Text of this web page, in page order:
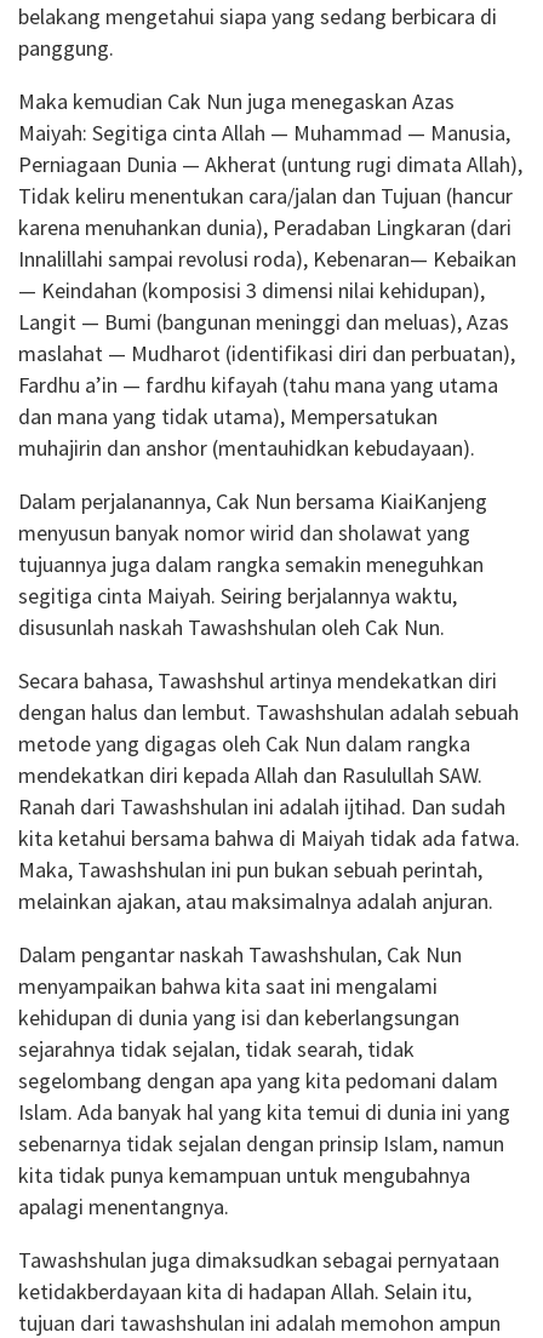
belakang mengetahui siapa yang sedang berbicara di
panggung.
Maka kemudian Cak Nun juga menegaskan Azas
Maiyah: Segitiga cinta Allah — Muhammad — Manusia,
Perniagaan Dunia — Akherat (untung rugi dimata Allah),
Tidak keliru menentukan cara/jalan dan Tujuan (hancur
karena menuhankan dunia), Peradaban Lingkaran (dari
Innalillahi sampai revolusi roda), Kebenaran— Kebaikan
— Keindahan (komposisi 3 dimensi nilai kehidupan),
Langit — Bumi (bangunan meninggi dan meluas), Azas
maslahat — Mudharot (identifikasi diri dan perbuatan),
Fardhu a’in — fardhu kifayah (tahu mana yang utama
dan mana yang tidak utama), Mempersatukan
muhajirin dan anshor (mentauhidkan kebudayaan).
Dalam perjalanannya, Cak Nun bersama KiaiKanjeng
menyusun banyak nomor wirid dan sholawat yang
tujuannya juga dalam rangka semakin meneguhkan
segitiga cinta Maiyah. Seiring berjalannya waktu,
disusunlah naskah Tawashshulan oleh Cak Nun.
Secara bahasa, Tawashshul artinya mendekatkan diri
dengan halus dan lembut. Tawashshulan adalah sebuah
metode yang digagas oleh Cak Nun dalam rangka
mendekatkan diri kepada Allah dan Rasulullah SAW.
Ranah dari Tawashshulan ini adalah ijtihad. Dan sudah
kita ketahui bersama bahwa di Maiyah tidak ada fatwa.
Maka, Tawashshulan ini pun bukan sebuah perintah,
melainkan ajakan, atau maksimalnya adalah anjuran.
Dalam pengantar naskah Tawashshulan, Cak Nun
menyampaikan bahwa kita saat ini mengalami
kehidupan di dunia yang isi dan keberlangsungan
sejarahnya tidak sejalan, tidak searah, tidak
segelombang dengan apa yang kita pedomani dalam
Islam. Ada banyak hal yang kita temui di dunia ini yang
sebenarnya tidak sejalan dengan prinsip Islam, namun
kita tidak punya kemampuan untuk mengubahnya
apalagi menentangnya.
Tawashshulan juga dimaksudkan sebagai pernyataan
ketidakberdayaan kita di hadapan Allah. Selain itu,
tujuan dari tawashshulan ini adalah memohon ampun